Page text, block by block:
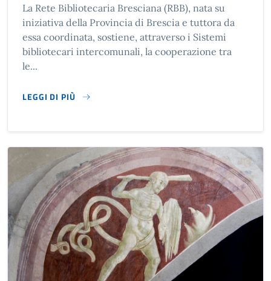
La Rete Bibliotecaria Bresciana (RBB), nata su
iniziativa della Provincia di Brescia e tuttora da
essa coordinata, sostiene, attraverso i Sistemi
bibliotecari intercomunali, la cooperazione tra
le...
LEGGI DI PIÙ
SU BIBLIOTECA DI ANFO